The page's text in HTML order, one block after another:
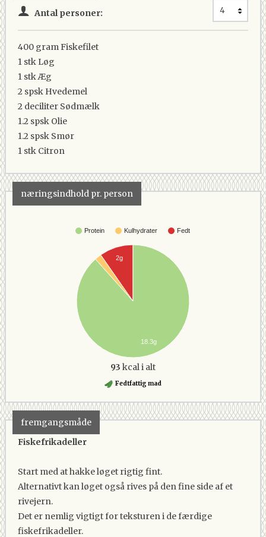
Antal personer:
400 gramFiskefilet
1 stk Løg
1 stkÆg
2 spsk Hvedemel
2 deciliter Sødmælk
1.2 spsk Olie
1.2 spsk Smør
1 stk Citron
næringsindhold pr. person
Protein Kulhydrater Fedt
2g
18.3g
93 kcal i alt
Fedtfattig mad
fremgangsmåde
Fiskefrikadeller
Start med at hakke løget rigtig fint.
Alternativt kan løget også rives på den fine side af et
rivejern.
Det er nemlig vigtigt for teksturen i de færdige
fiskefrikadeller.